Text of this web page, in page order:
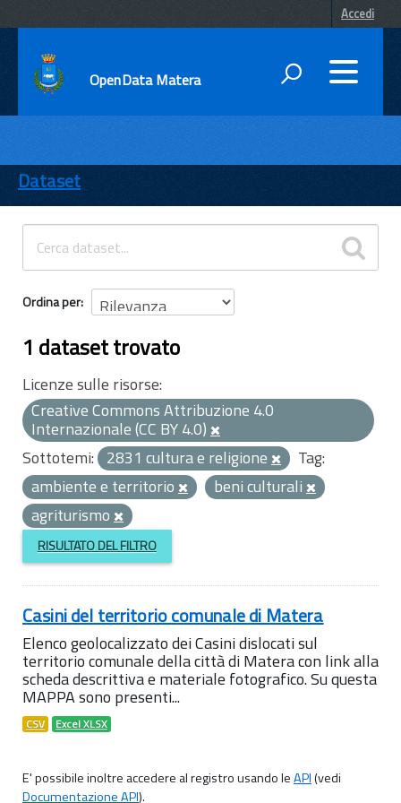
Accedi
OpenData Matera
ENTI
TEMI
INFORMAZIONI
Dataset
Ordina per
1 dataset trovato
Licenze sulle risorse:
Creative Commons Attribuzione 4.0
Internazionale (CC BY 4.0)
Sottotemi: 2831 cultura e religione
Tag:
ambiente e territorio
beni culturali
agriturismo
RISULTATO DEL FILTRO
Casini del territorio comunale di Matera
Elenco geolocalizzato dei Casini dislocati sul
territorio comunale della città di Matera con link alla
scheda descrittiva e materiale fotografico. Su questa
MAPPA sono presenti...
CSV Excel XLSX
E' possibile inoltre accedere al registro usando leAPI(vedi
Documentazione API).